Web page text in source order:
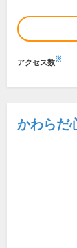
アクセス数※
かわらだ